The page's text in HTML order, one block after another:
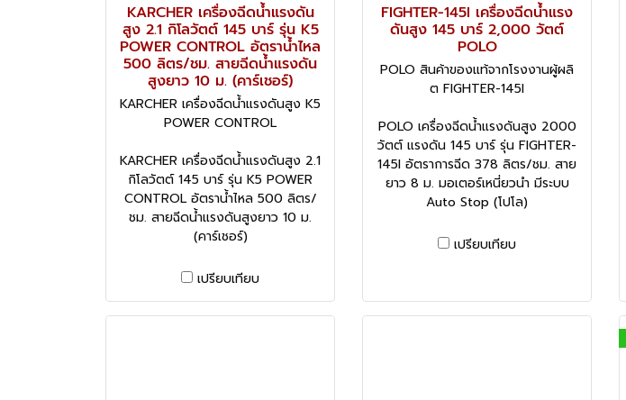
KARCHER เครื่องฉีดน้ำแรงดัน
สูง 2.1 กิโลวัตต์ 145 บาร์ รุ่น K5
POWER CONTROL อัตราน้ำไหล
500 ลิตร/ชม. สายฉีดน้ำแรงดัน
สูงยาว 10 ม. (คาร์เชอร์)
KARCHER เครื่องฉีดน้ำแรงดันสูง K5
POWER CONTROL
KARCHER เครื่องฉีดน้ำแรงดันสูง 2.1
กิโลวัตต์ 145 บาร์ รุ่น K5 POWER
CONTROL อัตราน้ำไหล 500 ลิตร/
ชม. สายฉีดน้ำแรงดันสูงยาว 10 ม.
(คาร์เชอร์)
เปรียบเทียบ
FIGHTER-145I เครื่องฉีดน้ำแรง
ดันสูง 145 บาร์ 2,000 วัตต์
POLO
POLO สินค้าของแท้จากโรงงานผู้ผลิ
ต FIGHTER-145I
POLO เครื่องฉีดน้ำแรงดันสูง 2000
วัตต์ แรงดัน 145 บาร์ รุ่น FIGHTER-
145I อัตราการฉีด 378 ลิตร/ชม. สาย
ยาว 8 ม. มอเตอร์เหนี่ยวนำ มีระบบ
Auto Stop (โปโล)
เปรียบเทียบ